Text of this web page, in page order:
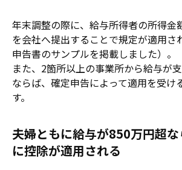
年末調整の際に、給与所得者の所得金
を会社へ提出することで規定が適用さ
申告書のサンプルを掲載しました）。
また、2箇所以上の事業所から給与が
ならば、確定申告によって適用を受け
す。
夫婦ともに給与が850万円超
に控除が適用される